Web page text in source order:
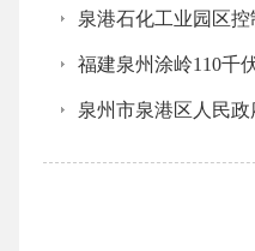
泉港石化工业园区
福建泉州涂岭110千
泉州市泉港区人民政